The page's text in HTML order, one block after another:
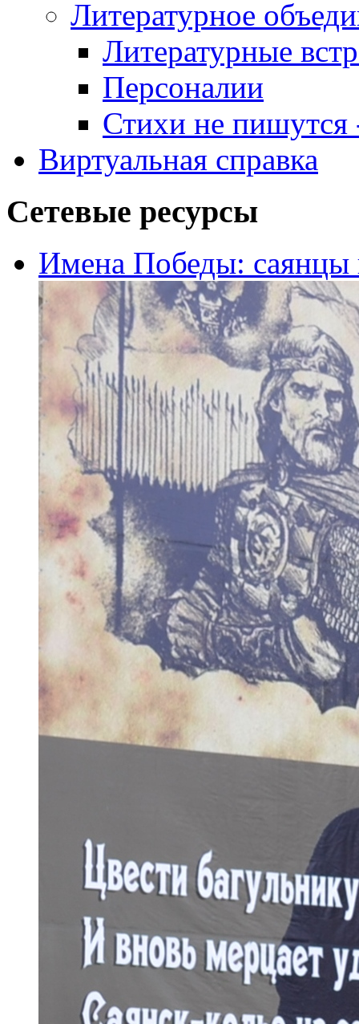
Литературное
Литературные
Персоналии
Стихи не пишутся
Виртуальная справка
Сетевые ресурсы
Имена Победы: саянцы